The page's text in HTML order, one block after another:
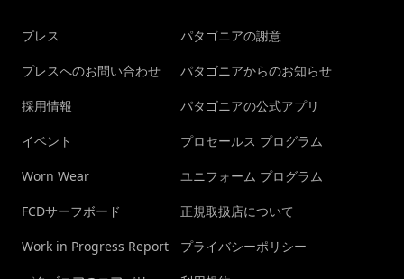
プレス
プレスへのお問い合わせ
採用情報
イベント
Worn Wear
FCDサーフボード
Work in Progress Report
パタゴニアの謝意
パタゴニアからのお知らせ
パタゴニアの公式アプリ
プロセールス プログラム
ユニフォーム プログラム
正規取扱店について
プライバシーポリシー